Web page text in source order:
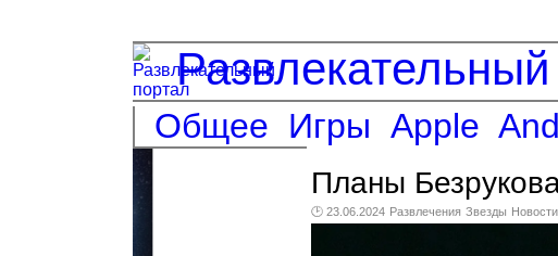
Общее Игры Apple
Планы
🕑 23.06.2024 Развлечения Звезды Новости